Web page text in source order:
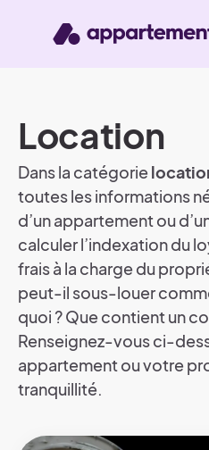
Location
Dans la catégorie
toutes les informations
d’un appartement ou
calculer l’indexation du
frais à la charge du
peut-il sous-louer
quoi ? Que contient un
Renseignez-vous ci-
appartement ou votre
tranquillité.